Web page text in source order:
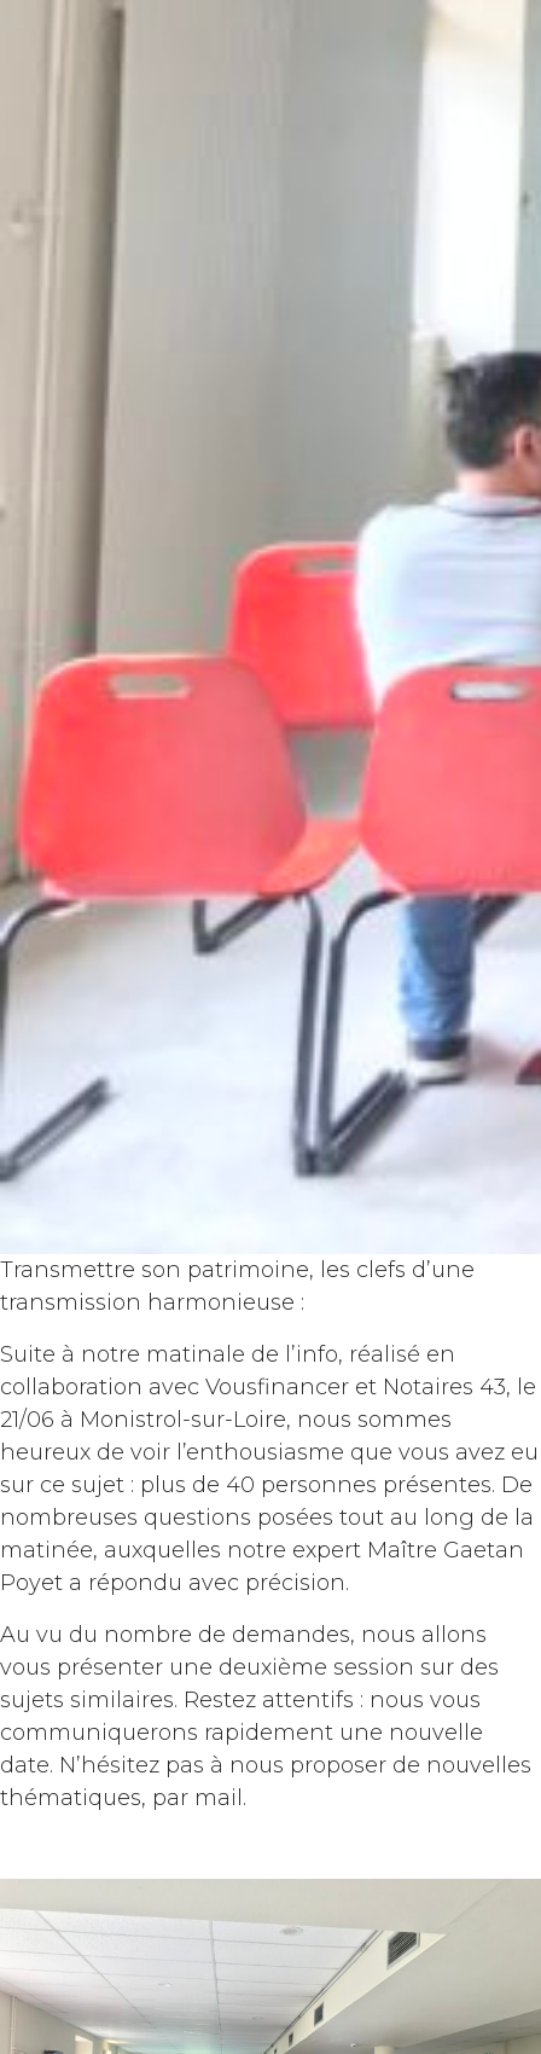
Transmettre son patrimoine, les clefs d’une
transmission harmonieuse :
Suite à notre matinale de l’info, réalisé en
collaboration avec Vousfinancer et Notaires 43, le
21/06 à Monistrol-sur-Loire, nous sommes
heureux de voir l’enthousiasme que vous avez eu
sur ce sujet : plus de 40 personnes présentes. De
nombreuses questions posées tout au long de la
matinée, auxquelles notre expert Maître Gaetan
Poyet a répondu avec précision.
Au vu du nombre de demandes, nous allons
vous présenter une deuxième session sur des
sujets similaires. Restez attentifs : nous vous
communiquerons rapidement une nouvelle
date. N’hésitez pas à nous proposer de nouvelles
thématiques, par mail.